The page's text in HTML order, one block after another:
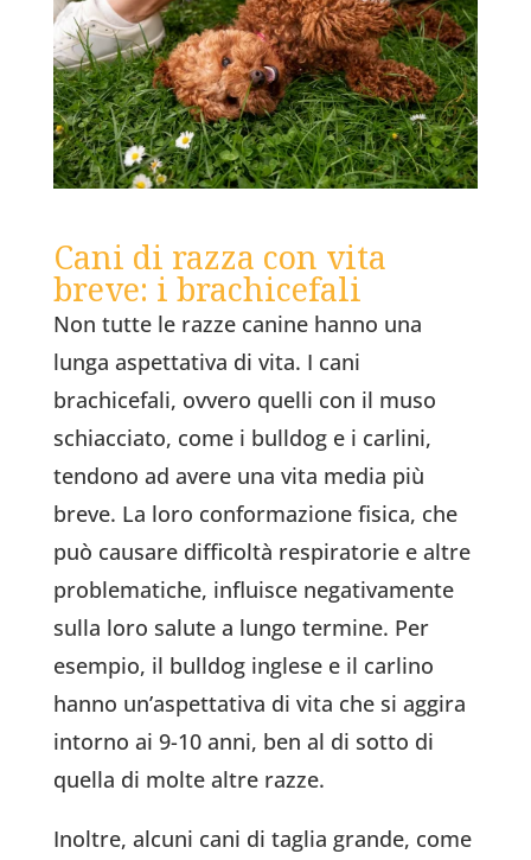
Cani di razza con vita
breve: i brachicefali
Non tutte le razze canine hanno una
lunga aspettativa di vita. I cani
brachicefali, ovvero quelli con il muso
schiacciato, come i bulldog e i carlini,
tendono ad avere una vita media più
breve. La loro conformazione fisica, che
può causare difficoltà respiratorie e altre
problematiche, influisce negativamente
sulla loro salute a lungo termine. Per
esempio, il bulldog inglese e il carlino
hanno un’aspettativa di vita che si aggira
intorno ai 9-10 anni, ben al di sotto di
quella di molte altre razze.
Inoltre, alcuni cani di taglia grande, come